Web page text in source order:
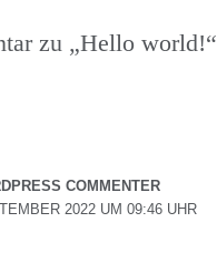
zu „Hello world!“
COMMENTER
2022 UM 09:46 UHR